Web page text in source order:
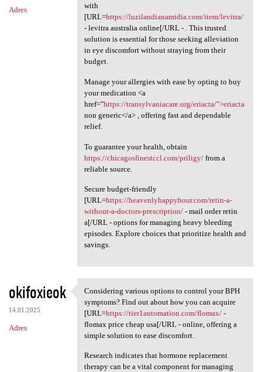
Adres
with
[URL=https://luzilandianamidia.com/item/levitra/
- levitra australia online[/URL - . This trusted
solution is essential for those seeking alleviation
in eye discomfort without straying from their
budget.
Manage your allergies with ease by opting to buy
your medication <a
href="https://transylvaniacare.org/eriacta/">eriacta
non generic</a> , offering fast and dependable
relief.
To guarantee your health, obtain
https://chicagosfinestccl.com/priligy/from a
reliable source.
Secure budget-friendly
[URL=https://heavenlyhappyhour.com/retin-a-
without-a-doctors-prescription/- mail order retin
a[/URL - options for managing heavy bleeding
episodes. Explore choices that prioritize health and
savings.
okifoxieok
14.01.2025
Adres
Considering various options
Considering various options to control your BPH
symptoms? Find out about how you can acquire
[URL=https://tier1automation.com/flomax/-
flomax price cheap usa[/URL - online, offering a
simple solution to ease discomfort.
Research indicates that hormone replacement
therapy can be a vital component for managing